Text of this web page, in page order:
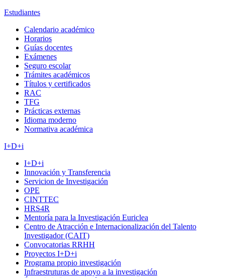
Estudiantes
Calendario académico
Horarios
Guías docentes
Exámenes
Seguro escolar
Trámites académicos
Títulos y certificados
RAC
TFG
Prácticas externas
Idioma moderno
Normativa académica
I+D+i
I+D+i
Innovación y Transferencia
Servicion de Investigación
OPE
CINTTEC
HRS4R
Mentoría para la Investigación Euriclea
Centro de Atracción e Internacionalización del Talento
Investigador (CAIT)
Convocatorias RRHH
Proyectos I+D+i
Programa propio investigación
Infraestruturas de apoyo a la investigación